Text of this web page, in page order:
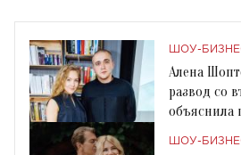
ШОУ-
Алена
развод со
объяснила
ШОУ-